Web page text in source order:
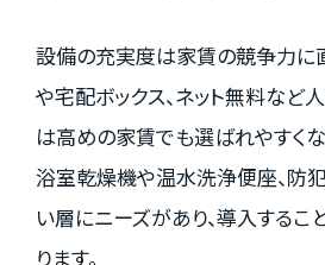
設備の充実度は家賃の競争力に
や宅配ボックス、ネット無料など
は高めの家賃でも選ばれやすくな
浴室乾燥機や温水洗浄便座、防
い層にニーズがあり、導入する
ります。